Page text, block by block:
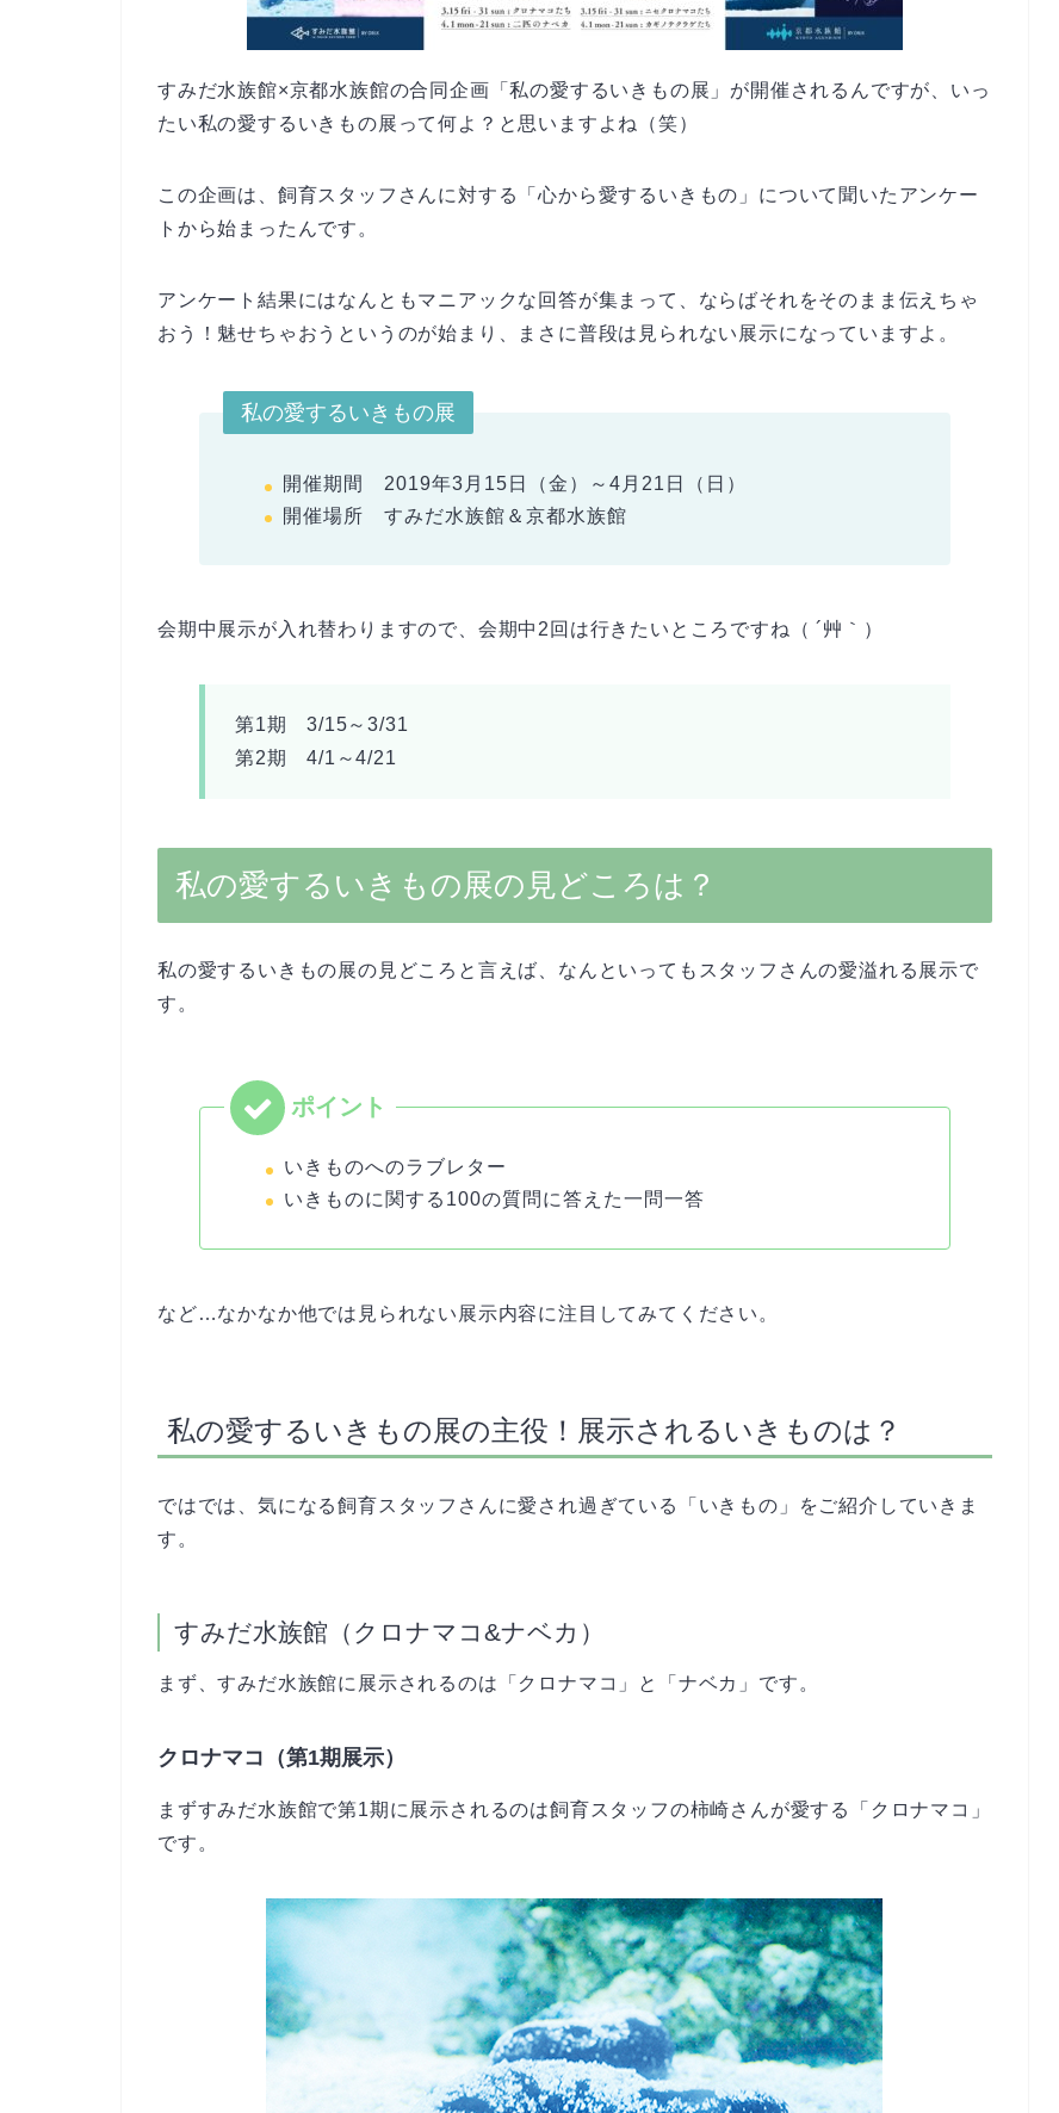
すみだ水族館×京都水族館の合同企画「私の愛するいきもの展」が開催されるんですが、いっ
たい私の愛するいきもの展って何よ？と思いますよね（笑）
この企画は、飼育スタッフさんに対する「心から愛するいきもの」について聞いたアンケー
トから始まったんです。
アンケート結果にはなんともマニアックな回答が集まって、ならばそれをそのまま伝えちゃ
おう！魅せちゃおうというのが始まり、まさに普段は見られない展示になっていますよ。
私の愛するいきもの展
開催期間 2019年3月15日（金）～4月21日（日）
開催場所 すみだ水族館＆京都水族館
会期中展示が入れ替わりますので、会期中2回は行きたいところですね（ ´艸｀）
第1期 3/15～3/31
第2期 4/1～4/21
私の愛するいきもの展の見どころは？
私の愛するいきもの展の見どころと言えば、なんといってもスタッフさんの愛溢れる展示で
す。
いきものへのラブレター
いきものに関する100の質問に答えた一問一答
など…なかなか他では見られない展示内容に注目してみてください。
私の愛するいきもの展の主役！展示されるいきものは？
ではでは、気になる飼育スタッフさんに愛され過ぎている「いきもの」をご紹介していきま
す。
すみだ水族館（クロナマコ&ナベカ）
まず、すみだ水族館に展示されるのは「クロナマコ」と「ナベカ」です。
クロナマコ（第1期展示）
まずすみだ水族館で第1期に展示されるのは飼育スタッフの柿崎さんが愛する「クロナマコ」
です。